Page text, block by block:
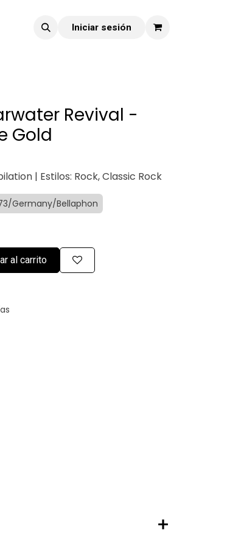
Iniciar sesión
Revival -
Gold
| Estilos: Rock, Classic Rock
Germany/Bellaphon
al carrito